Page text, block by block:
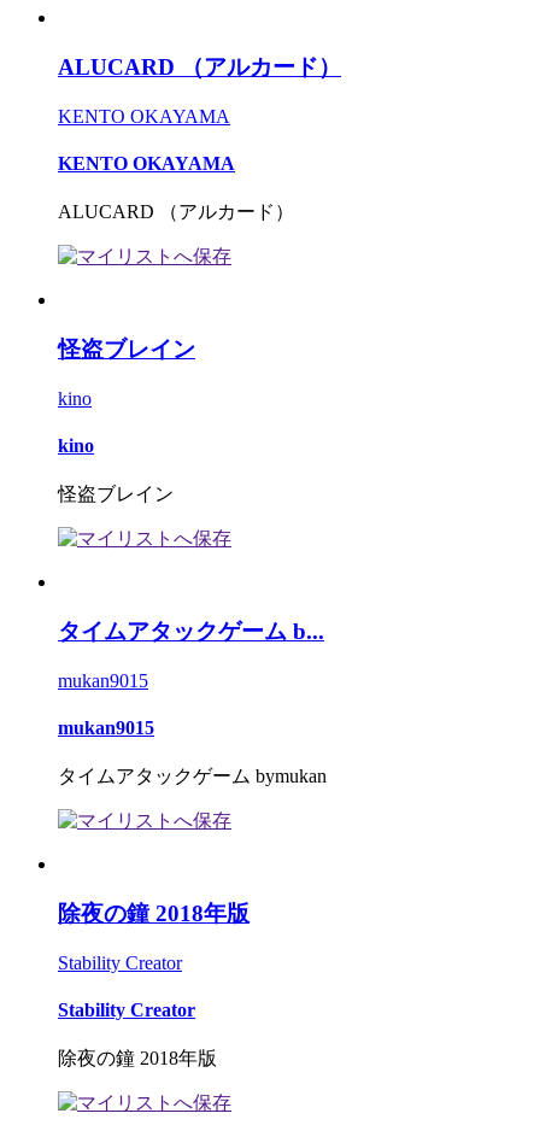
ALUCARD （アルカード）
KENTO OKAYAMA
KENTO OKAYAMA
ALUCARD （アルカード）
怪盗ブレイン
kino
kino
怪盗ブレイン
タイムアタックゲーム b...
mukan9015
mukan9015
タイムアタックゲーム bymukan
除夜の鐘 2018年版
Stability Creator
Stability Creator
除夜の鐘 2018年版